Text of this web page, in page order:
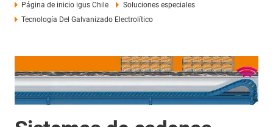
Página de inicio igus Chile
Soluciones especiales
Tecnología Del Galvanizado Electrolítico